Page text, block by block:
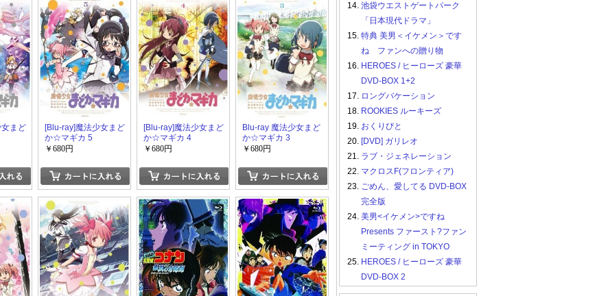
まど
[Blu-ray]魔法少女まど
か☆マギカ 5
￥680円
[Blu-ray]魔法少女まど
か☆マギカ 4
￥680円
Blu-ray 魔法少女まど
か☆マギカ 3
￥680円
14. 池袋ウエストゲートパーク
「日本現代ドラマ」
15. 特典 美男＜イケメン＞です
ね ファンへの贈り物
16. HEROES / ヒーローズ 豪華
DVD-BOX 1+2
17. ロングバケーション
18. ROOKIES ルーキーズ
19. おくりびと
20. [DVD] ガリレオ
21. ラブ・ジェネレーション
22. マクロスF(フロンティア)
23. ごめん、愛してる DVD-BOX
完全版
24. 美男<イケメン>ですね
Presents ファースト?ファン
ミーティング in TOKYO
25. HEROES / ヒーローズ 豪華
DVD-BOX 2